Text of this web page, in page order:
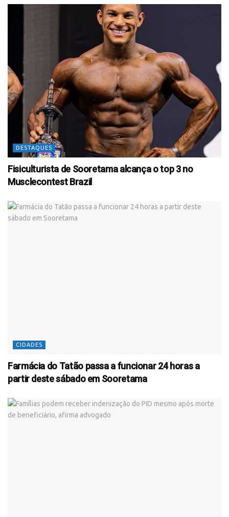
DESTAQUES
Fisiculturista de Sooretama alcança o top 3 no
Musclecontest Brazil
CIDADES
Farmácia do Tatão passa a funcionar 24 horas a
partir deste sábado em Sooretama